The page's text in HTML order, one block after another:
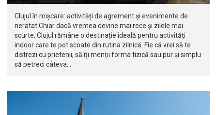
Clujul în mișcare: activități de agrement și evenimente de
neratat Chiar dacă vremea devine mai rece și zilele mai
scurte, Clujul rămâne o destinație ideală pentru activități
indoor care te pot scoate din rutina zilnică. Fie că vrei să te
distrezi cu prietenii, să îți menții forma fizică sau pur și simplu
să petreci câteva…